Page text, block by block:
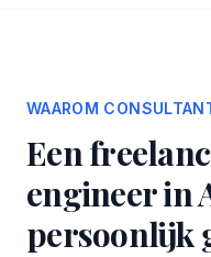
WAAROM
Een
engineer in
persoonlijk